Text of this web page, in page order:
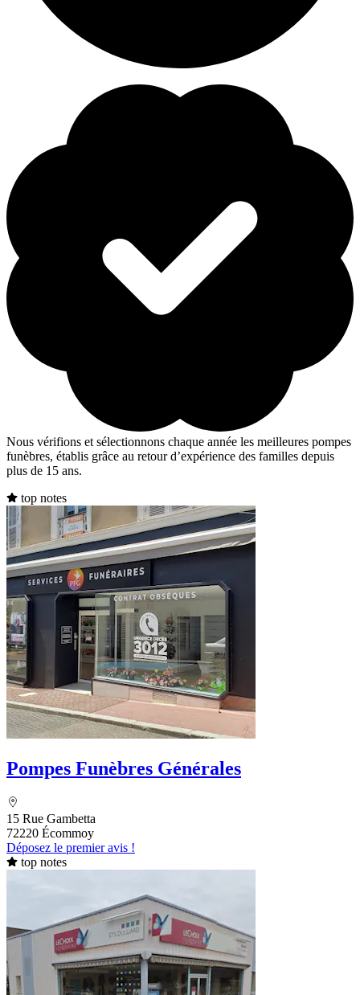
Nous vérifions et sélectionnons chaque année les meilleures pompes
funèbres, établis grâce au retour d’expérience des familles depuis
plus de 15 ans.
top notes
Pompes Funèbres Générales
15 Rue Gambetta
72220 Écommoy
Déposez le premier avis !
top notes